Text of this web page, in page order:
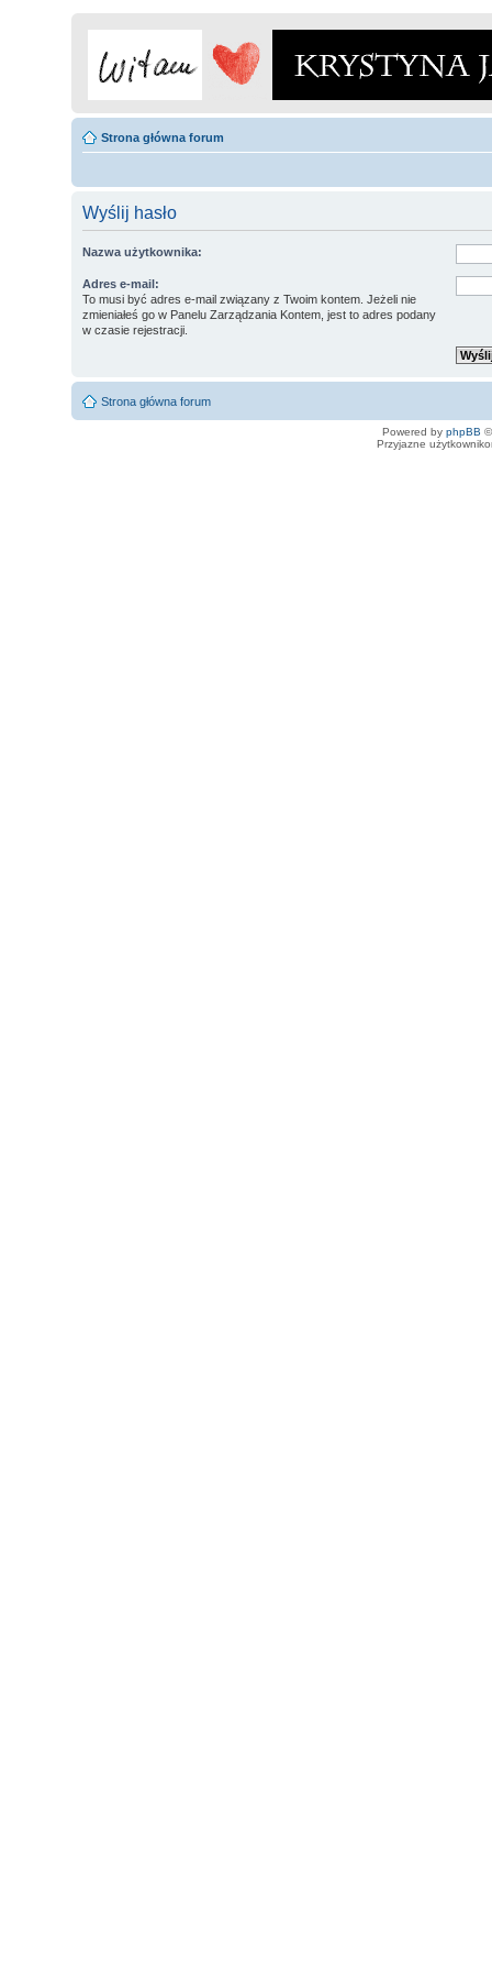
Strona główna forum
Wyślij hasło
Nazwa użytkownika:
Adres e-mail:
To musi być adres e-mail związany z Twoim kontem. Jeżeli nie
zmieniałeś go w Panelu Zarządzania Kontem, jest to adres podany
w czasie rejestracji.
Strona główna forum
Powered by phpBB
Przyjazne